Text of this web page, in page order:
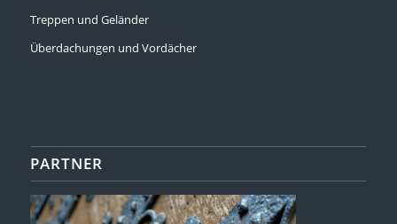
Treppen und Geländer
Überdachungen und Vordächer
PARTNER